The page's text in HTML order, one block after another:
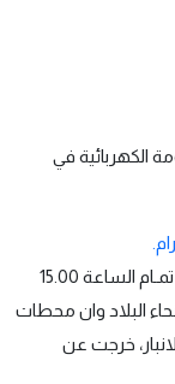
الكهربائية في
وقال في تصريح لوكالة ( فيديو الاخبارية ) انه في تمـام الساعة 15.00
البلاد وان محطات
خرجت عن